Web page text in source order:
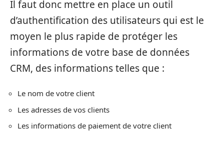
Il faut donc mettre en place un outil
d’authentification des utilisateurs qui est le
moyen le plus rapide de protéger les
informations de votre base de données
CRM, des informations telles que :
Le nom de votre client
Les adresses de vos clients
Les informations de paiement de votre client